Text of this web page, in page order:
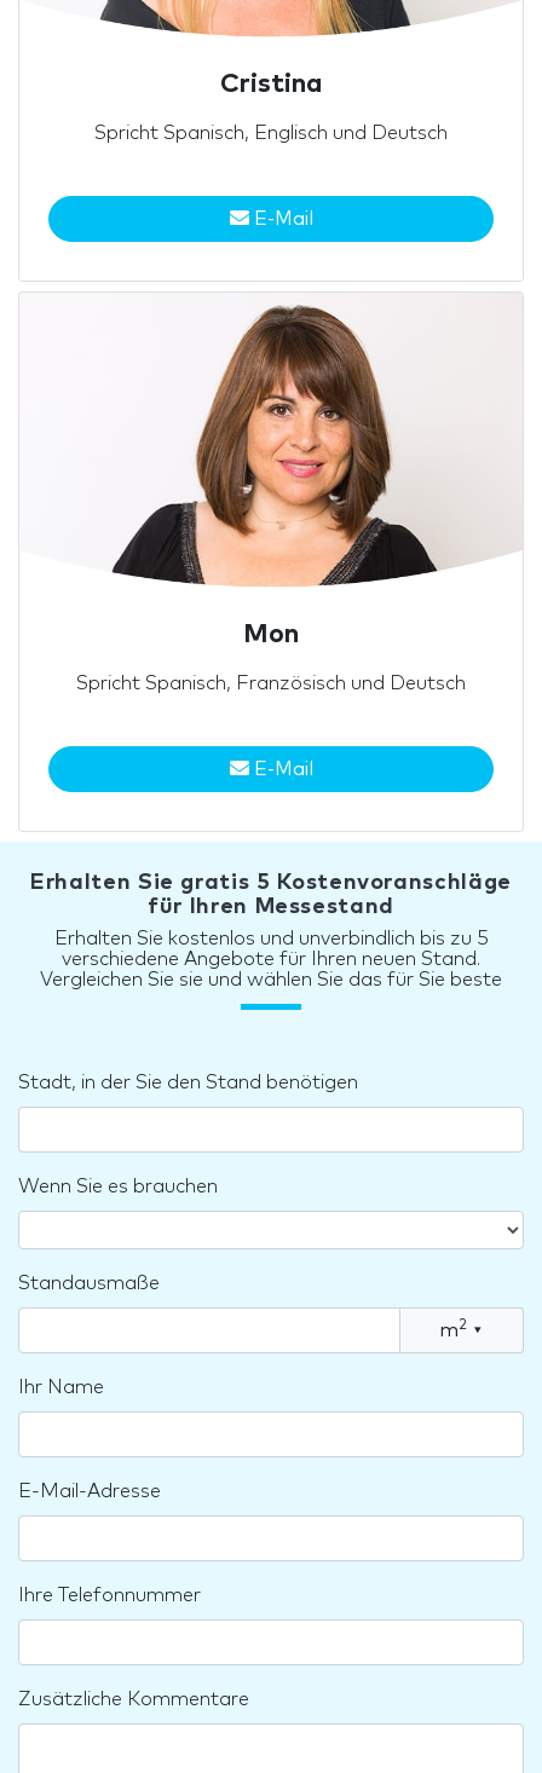
Cristina
Spricht Spanisch, Englisch und Deutsch
E-Mail
Mon
Spricht Spanisch, Französisch und Deutsch
E-Mail
Erhalten Sie gratis 5 Kostenvoranschläge
für Ihren Messestand
Erhalten Sie kostenlos und unverbindlich bis zu 5
verschiedene Angebote für Ihren neuen Stand.
Vergleichen Sie sie und wählen Sie das für Sie beste
Stadt, in der Sie den Stand benötigen
Wenn Sie es brauchen
Standausmaße
m2 ▾
Ihr Name
E-Mail-Adresse
Ihre Telefonnummer
Zusätzliche Kommentare